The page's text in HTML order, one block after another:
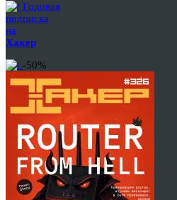
Годовая
подписка
на
Хакер
-50%